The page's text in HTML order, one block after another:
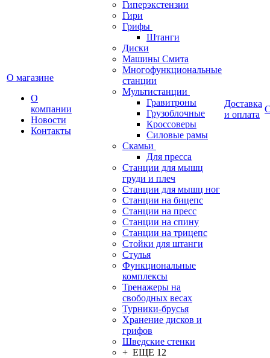
О магазине
О
компании
Новости
Контакты
Гиперэкстензии
Гири
Грифы
Штанги
Диски
Машины Смита
Многофункциональные
станции
Мультистанции
Гравитроны
Грузоблочные
Кроссоверы
Силовые рамы
Скамьи
Для пресса
Станции для мышц
груди и плеч
Станции для мышц ног
Станции на бицепс
Станции на пресс
Станции на спину
Станции на трицепс
Стойки для штанги
Стулья
Функциональные
комплексы
Тренажеры на
свободных весах
Турники-брусья
Хранение дисков и
грифов
Шведские стенки
+ ЕЩЕ 12
Доставка
и оплата